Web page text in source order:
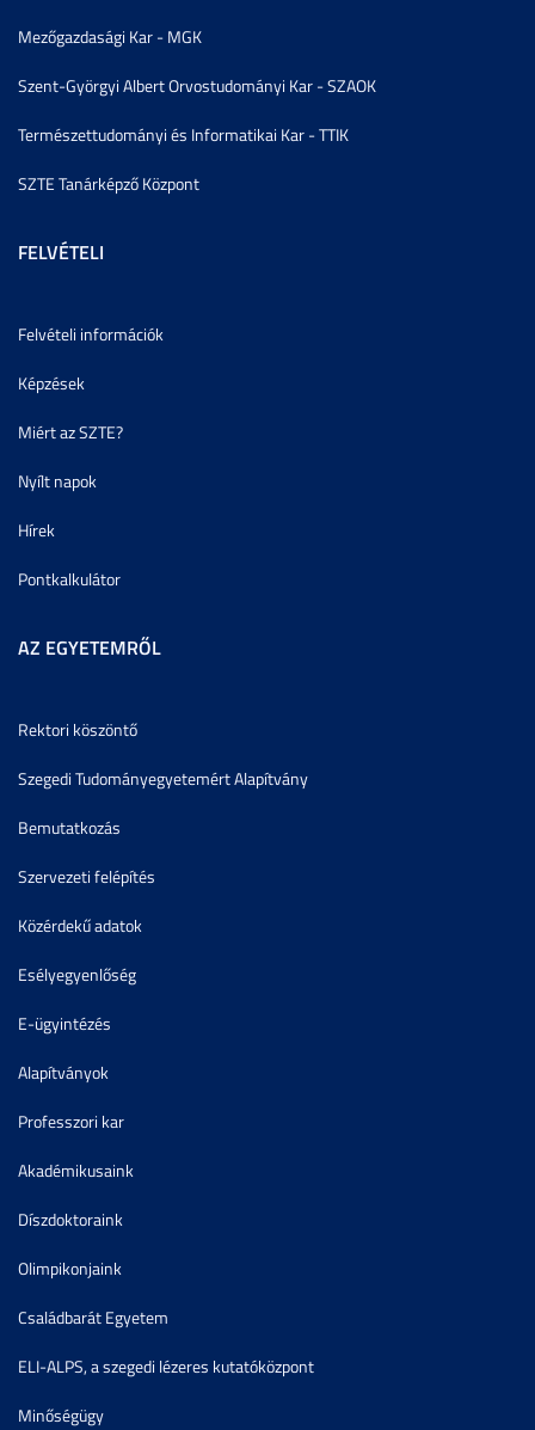
Mezőgazdasági Kar - MGK
Szent-Györgyi Albert Orvostudományi Kar - SZAOK
Természettudományi és Informatikai Kar - TTIK
SZTE Tanárképző Központ
FELVÉTELI
Felvételi információk
Képzések
Miért az SZTE?
Nyílt napok
Hírek
Pontkalkulátor
AZ EGYETEMRŐL
Rektori köszöntő
Szegedi Tudományegyetemért Alapítvány
Bemutatkozás
Szervezeti felépítés
Közérdekű adatok
Esélyegyenlőség
E-ügyintézés
Alapítványok
Professzori kar
Akadémikusaink
Díszdoktoraink
Olimpikonjaink
Családbarát Egyetem
ELI-ALPS, a szegedi lézeres kutatóközpont
Minőségügy